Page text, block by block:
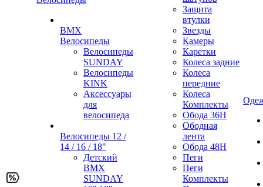
BMX
Велосипеды
Велосипеды
SUNDAY
Велосипеды
KINK
Аксессуары
для
велосипеда
Велосипеды 12 /
14 / 16 / 18"
Детский
BMX
SUNDAY
Защита
втулки
Звезды
Камеры
Каретки
Колеса задние
Колеса
передние
Колеса
Комплекты
Обода 36H
Ободная
лента
Обода 48H
Пеги
Пеги
Комплекты